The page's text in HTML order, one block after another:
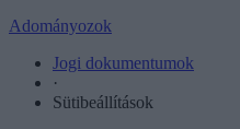
Adományozok
Jogi dokumentumok
·
Sütibeállítások